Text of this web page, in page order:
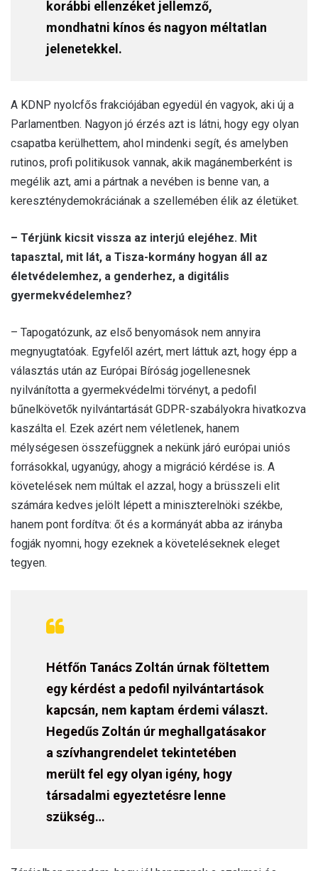
korábbi ellenzéket jellemző,
mondhatni kínos és nagyon méltatlan
jelenetekkel.
A KDNP nyolcfős frakciójában egyedül én vagyok, aki új a
Parlamentben. Nagyon jó érzés azt is látni, hogy egy olyan
csapatba kerülhettem, ahol mindenki segít, és amelyben
rutinos, profi politikusok vannak, akik magánemberként is
megélik azt, ami a pártnak a nevében is benne van, a
kereszténydemokráciának a szellemében élik az életüket.
– Térjünk kicsit vissza az interjú elejéhez. Mit
tapasztal, mit lát, a Tisza-kormány hogyan áll az
életvédelemhez, a genderhez, a digitális
gyermekvédelemhez?
– Tapogatózunk, az első benyomások nem annyira
megnyugtatóak. Egyfelől azért, mert láttuk azt, hogy épp a
választás után az Európai Bíróság jogellenesnek
nyilvánította a gyermekvédelmi törvényt, a pedofil
bűnelkövetők nyilvántartását GDPR-szabályokra hivatkozva
kaszálta el. Ezek azért nem véletlenek, hanem
mélységesen összefüggnek a nekünk járó európai uniós
forrásokkal, ugyanúgy, ahogy a migráció kérdése is. A
követelések nem múltak el azzal, hogy a brüsszeli elit
számára kedves jelölt lépett a miniszterelnöki székbe,
hanem pont fordítva: őt és a kormányát abba az irányba
fogják nyomni, hogy ezeknek a követeléseknek eleget
tegyen.
Hétfőn Tanács Zoltán úrnak föltettem
egy kérdést a pedofil nyilvántartások
kapcsán, nem kaptam érdemi választ.
Hegedűs Zoltán úr meghallgatásakor
a szívhangrendelet tekintetében
merült fel egy olyan igény, hogy
társadalmi egyeztetésre lenne
szükség…